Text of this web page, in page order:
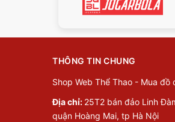
THÔNG TIN CHUNG
Shop Web Thể Thao - Mua đồ
Địa chỉ: 25T2 bán đảo Linh
quận Hoàng Mai, tp Hà Nội